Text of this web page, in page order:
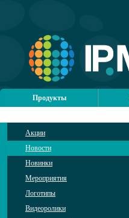
Продукты
Акции
Новости
Новинки
Мероприятия
Логотипы
Видеоролики